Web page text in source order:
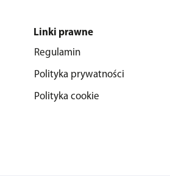
Linki prawne
Regulamin
Polityka prywatności
Polityka cookie